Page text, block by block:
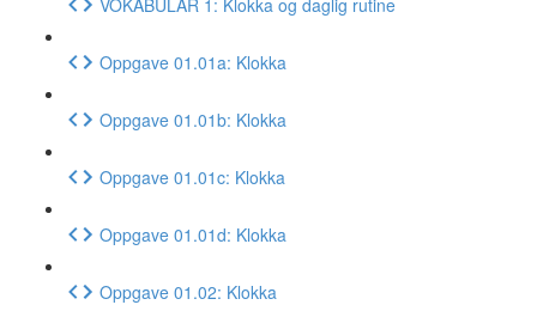
Oppgave 01.01a: Klokka
Oppgave 01.01b: Klokka
Oppgave 01.01c: Klokka
Oppgave 01.01d: Klokka
Oppgave 01.02: Klokka